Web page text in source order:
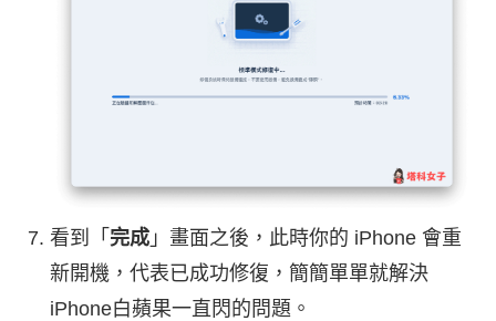
看到「 完成 」畫面之後，此時你的 iPhone 會重
新開機，代表已成功修復，簡簡單單就解決
iPhone白蘋果一直閃的問題。